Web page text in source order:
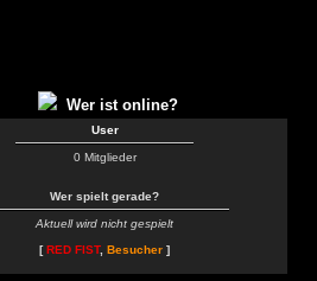
Wer ist online?
User
0 Mitglieder
Wer spielt gerade?
Aktuell wird nicht gespielt
[RED FIST, Besucher ]